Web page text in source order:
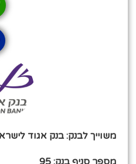
משוייך לבנק: בנק אגוד
מספר סניף בנק: 95